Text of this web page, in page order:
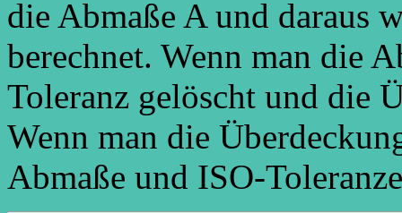
die Abmaße A und daraus
berechnet. Wenn man die
Toleranz gelöscht und die
Wenn man die
Abmaße und ISO-